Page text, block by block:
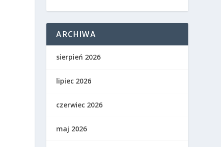
ARCHIWA
sierpień 2026
lipiec 2026
czerwiec 2026
maj 2026